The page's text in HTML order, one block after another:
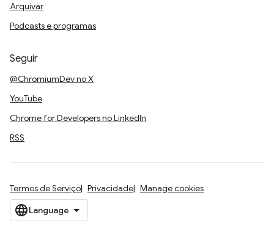
Arquivar
Podcasts e programas
Seguir
@ChromiumDev no X
YouTube
Chrome for Developers no LinkedIn
RSS
Termos de Serviço Privacidade Manage cookies